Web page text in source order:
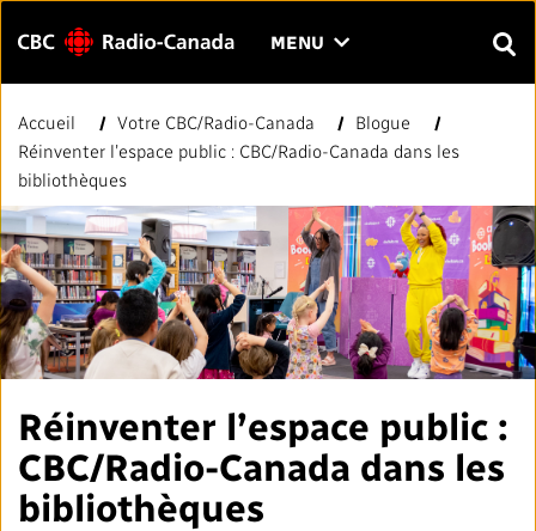
Menu MENU CLIQUER
LE
MENU
Entrer
le
à
rechercher.
Rechercher
PAGE D'ACCUEIL
LIENS RAPIDES
Répertoire des médias locaux
Notre valeur
VISION
Accueil Votre CBC/Radio-Canada
Blogue
Réinventer l’espace public : CBC/Radio-Canada dans les
bibliothèques
Réinventer l’espace public :
CBC/Radio-Canada dans les
bibliothèques